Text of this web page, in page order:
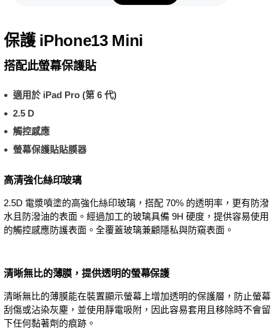
保護 iPhone13 Mini
搭配此螢幕保護貼
適用於 iPad Pro (第 6 代)
2.5 D
觸控感應
螢幕保護貼貼膜器
高清強化絲印玻璃
2.5D 電漿噴塗的高強化絲印玻璃，搭配 70% 的透明率，更有防潑
水且防潑油的表面。經過加工的玻璃具備 9H 硬度，提供容易使用
的觸控感應防護表面。全覆蓋玻璃兼顧隱私與防窺表面。
清晰無比的薄膜，提供透明的螢幕保護
清晰無比的薄膜能在裝置顯示螢幕上增加透明的保護層，防止螢幕
刮傷或沾染灰塵，並使用靜電吸附，因此容易套用且移除時不會留
下任何黏著劑的痕跡。